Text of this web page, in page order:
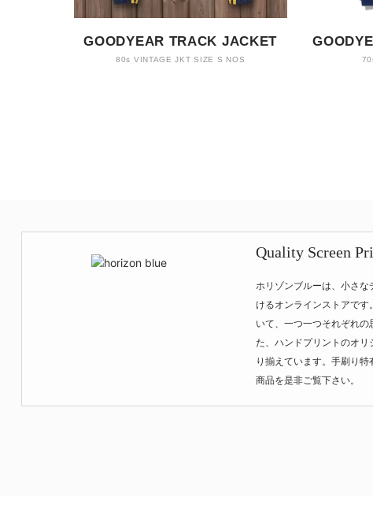
GOODYEAR TRACK JACKET
80s VINTAGE JKT SIZE S NOS
Quality Screen
ホリゾンブルーは、小さ
けるオンラインストアで
いて、一つ一つそれぞれ
た、ハンドプリントのオリ
り揃えています。手刷り
商品を是非ご覧下さい。